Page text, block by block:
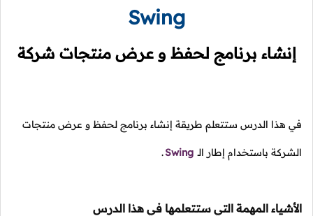
Swing
إنشاء برنامج لحفظ و عرض منتجات شركة
في هذا الدرس ستتعلم طريقة إنشاء برنامج لحفظ و عرض منتجات
الشركة باستخدام إطار الـ Swing
.
الأشياء المهمة التي ستتعلمها في هذا الدرس